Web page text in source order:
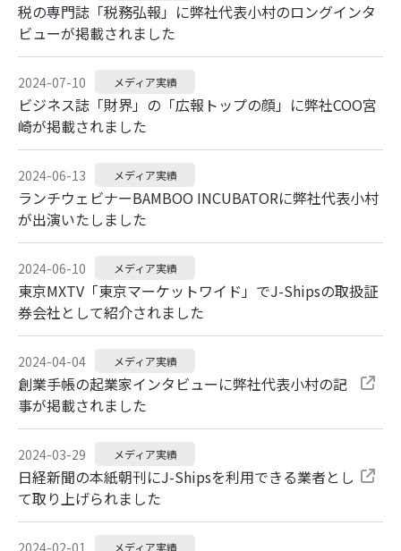
税の専門誌「税務弘報」に弊社代表小村のロングインタ
ビューが掲載されました
2024-07-10 メディア実績
ビジネス誌「財界」の「広報トップの顔」に弊社COO宮
崎が掲載されました
2024-06-13 メディア実績
ランチウェビナーBAMBOO INCUBATORに弊社代表小村
が出演いたしました
2024-06-10 メディア実績
東京MXTV「東京マーケットワイド」でJ-Shipsの取扱証
券会社として紹介されました
2024-04-04 メディア実績
創業手帳の起業家インタビューに弊社代表小村の記
事が掲載されました
2024-03-29 メディア実績
日経新聞の本紙朝刊にJ-Shipsを利用できる業者とし
て取り上げられました
2024-02-01 メディア実績